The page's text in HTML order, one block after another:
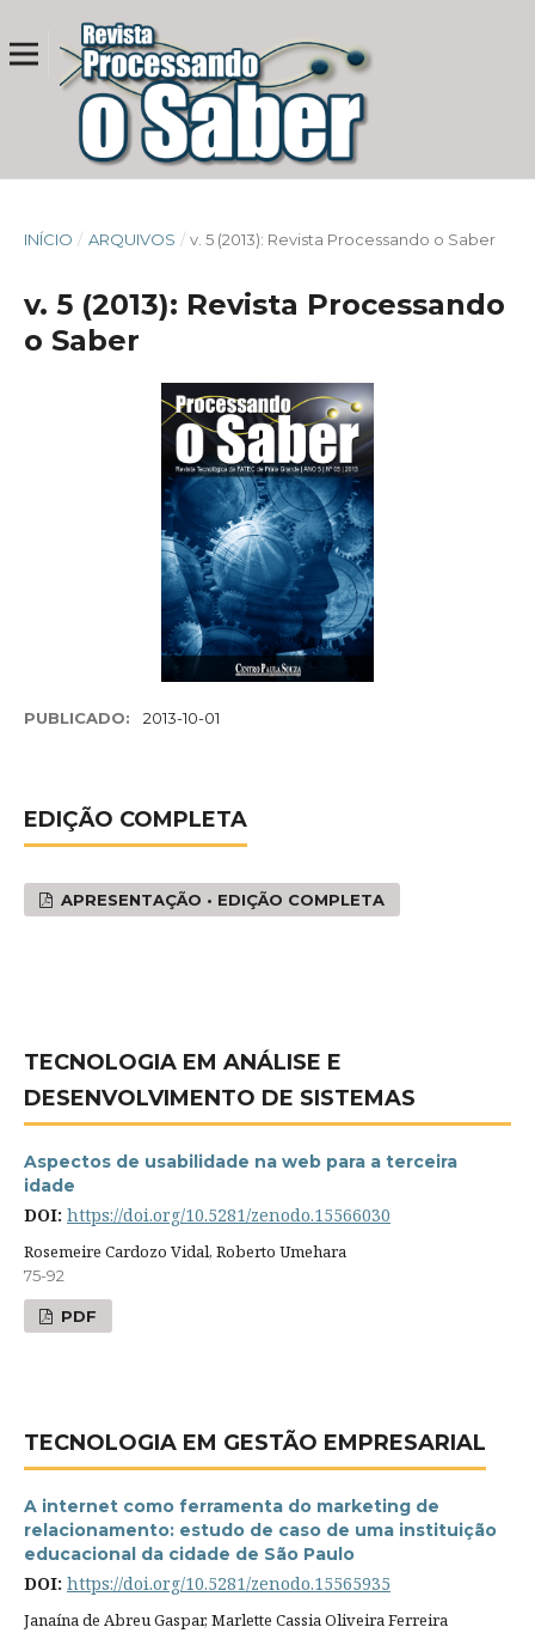
INÍCIO / ARQUIVOS / v. 5 (2013): Revista Processando o Saber
v. 5 (2013): Revista Processando
o Saber
PUBLICADO: 2013-10-01
EDIÇÃO COMPLETA
APRESENTAÇÃO • EDIÇÃO COMPLETA
TECNOLOGIA EM ANÁLISE E
DESENVOLVIMENTO DE SISTEMAS
Aspectos de usabilidade na web para a terceira
idade
DOI: https://doi.org/10.5281/zenodo.15566030
Rosemeire Cardozo Vidal, Roberto Umehara
75-92
PDF
TECNOLOGIA EM GESTÃO EMPRESARIAL
A internet como ferramenta do marketing de
relacionamento: estudo de caso de uma instituição
educacional da cidade de São Paulo
DOI: https://doi.org/10.5281/zenodo.15565935
Janaína de Abreu Gaspar, Marlette Cassia Oliveira Ferreira